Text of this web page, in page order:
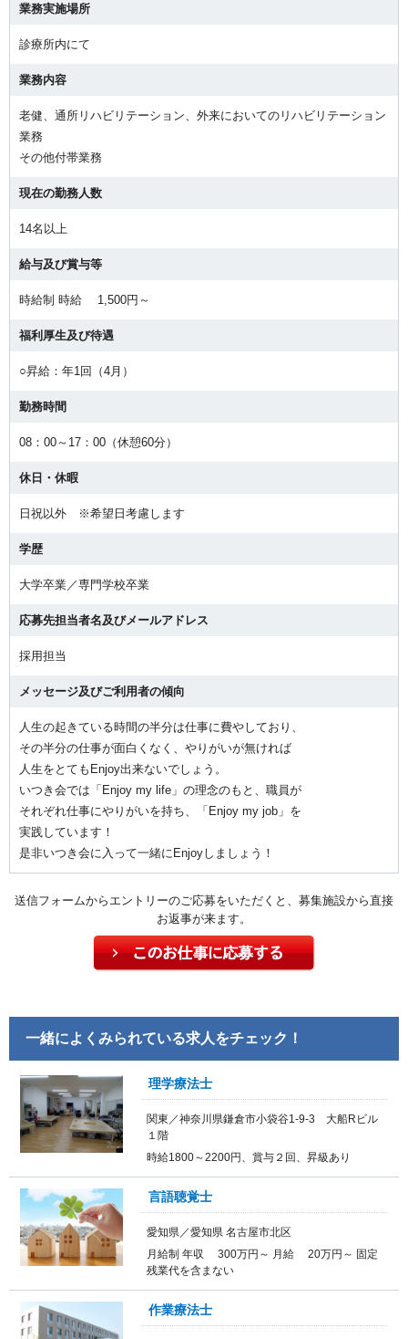
業務実施場所
診療所内にて
業務内容
老健、通所リハビリテーション、外来においてのリハビリテーション
業務
その他付帯業務
現在の勤務人数
14名以上
給与及び賞与等
時給制 時給 1,500円～
福利厚生及び待遇
○昇給：年1回（4月）
勤務時間
08：00～17：00（休憩60分）
休日・休暇
日祝以外 ※希望日考慮します
学歴
大学卒業／専門学校卒業
応募先担当者名及びメールアドレス
採用担当
メッセージ及びご利用者の傾向
人生の起きている時間の半分は仕事に費やしており、
その半分の仕事が面白くなく、やりがいが無ければ
人生をとてもEnjoy出来ないでしょう。
いつき会では「Enjoy my life」の理念のもと、職員が
それぞれ仕事にやりがいを持ち、「Enjoy my job」を
実践しています！
是非いつき会に入って一緒にEnjoyしましょう！
送信フォームからエントリーのご応募をいただくと、募集施設から直接
お返事が来ます。
一緒によくみられている求人をチェック！
理学療法士
関東／神奈川県鎌倉市小袋谷1-9-3 大船Rビル
１階
時給1800～2200円、賞与２回、昇級あり
言語聴覚士
愛知県／愛知県 名古屋市北区
月給制 年収 300万円～ 月給 20万円～ 固定
残業代を含まない
作業療法士